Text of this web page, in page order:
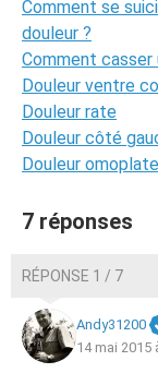
Comment se
douleur ?
Comment casser
Douleur ventre
Douleur rate
Douleur côté
Douleur
7 réponses
RÉPONSE 1 / 7
Andy31200
14 mai 2015